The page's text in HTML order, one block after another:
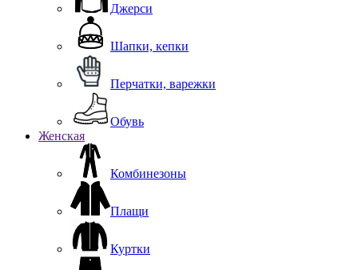
Джерси
Шапки, кепки
Перчатки, варежки
Обувь
Женская
Комбинезоны
Плащи
Куртки